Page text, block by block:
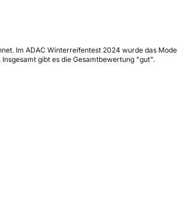
Im ADAC Winterreifentest 2024 wurde das
gibt es die Gesamtbewertung "gut".